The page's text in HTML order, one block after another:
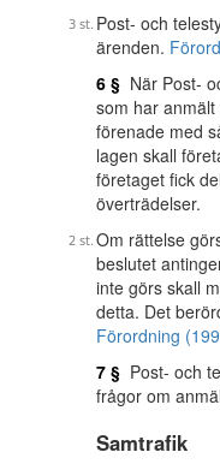
Post- och
ärenden.
6 § När Post-
som har
förenade med
lagen skall
företaget fick
överträdelser.
Om rättelse
beslutet
inte görs skall
detta. Det
Förordning
7 § Post- och
frågor om
Samtrafik